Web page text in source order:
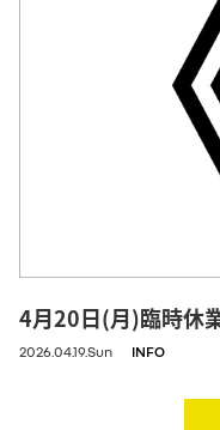
4月20日(月)臨時休
2026.04.19.Sun INFO